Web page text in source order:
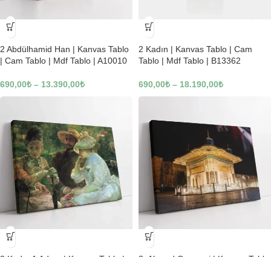
-23%
2 Abdülhamid Han | Kanvas Tablo
| Cam Tablo | Mdf Tablo | A10010
690,00₺ – 13.390,00₺
-23%
2 Kadın | Kanvas Tablo | Cam
Tablo | Mdf Tablo | B13362
690,00₺ – 18.190,00₺
-23% -23%